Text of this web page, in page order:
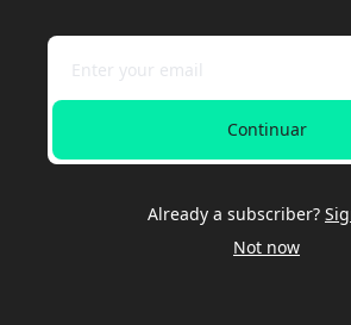
Continuar
Already a subscriber?
Not now